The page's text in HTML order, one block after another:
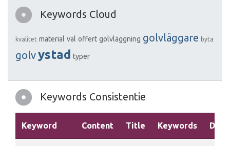
Keywords Cloud
kvalitet material val offert golvläggning golvläggare byta
golvystad typer
Keywords Consistentie
Keyword Content Title Keywords